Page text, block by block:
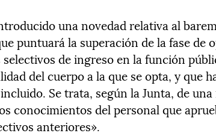
una novedad relativa al
puntuará la superación de la fase de
de ingreso en la función
del cuerpo a la que se opta, y que
Se trata, según la Junta, de
conocimientos del personal que
anteriores».